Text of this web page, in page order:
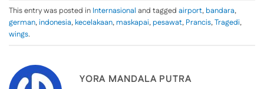
This entry was posted in Internasional and tagged airport, bandara,
german,indonesia, kecelakaan,maskapai,pesawat, Prancis,Tragedi,
wings.
YORA MANDALA PUTRA